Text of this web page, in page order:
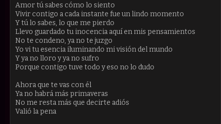
Amor tú sabes cómo lo siento
Vivir contigo a cada instante fue un lindo momento
Y tú lo sabes, lo que me pierdo
Llevo guardado tu inocencia aquí en mis pensamientos
No te condeno, ya no te juzgo
Yo vi tu esencia iluminando mi visión del mundo
Y ya no lloro y ya no sufro
Porque contigo tuve todo y eso no lo dudo
Ahora que te vas con él
Ya no habrá más primaveras
No me resta más que decirte adiós
Valió la pena